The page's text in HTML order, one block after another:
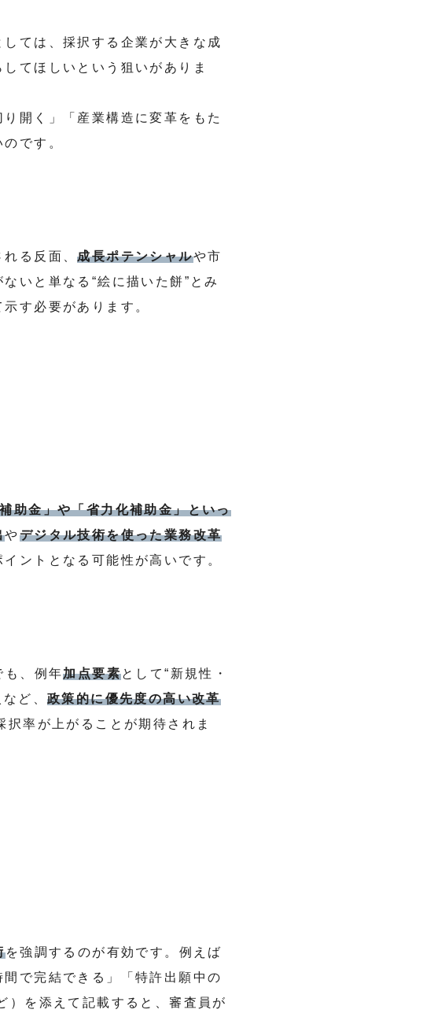
ては、採択する企業が大きな成
てほしいという狙いがありま
開く」「産業構造に変革をもた
です。
れる反面、成長ポテンシャルや市
いと単なる“絵に描いた餅”とみ
す必要があります。
助金」や「省力化補助金」といっ
やデジタル技術を使った業務改革
ントとなる可能性が高いです。
も、例年加点要素として“新規性・
ど、 政策的に優先度の高い改革
率が上がることが期待されま
を強調するのが有効です。例えば
で完結できる」「特許出願中の
）を添えて記載すると、審査員が